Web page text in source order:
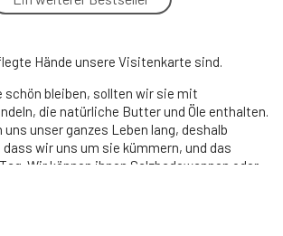
Olivenbaum 400 ml
7.5 EUR
Ichthammol Naturseife 100 g
Sanfte Sheabutter-Seife 100 g
3.97 EUR
Hände unsere Visitenkarte sind.
schön bleiben, sollten wir sie mit
die natürliche Butter und Öle enthalten.
uns unser ganzes Leben lang, deshalb
wir uns um sie kümmern, und das
Wir können ihnen Salzbadewannen oder